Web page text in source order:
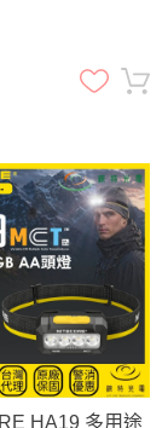
含支架 墊片 快
座 爆閃 59小時
HA19 多用途